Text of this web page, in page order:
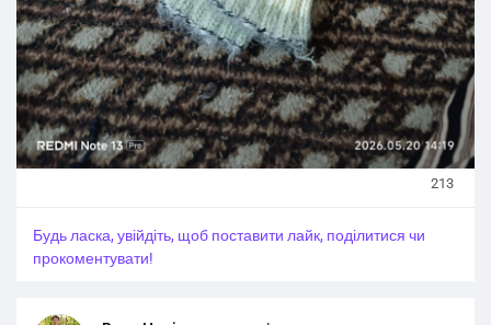
213
Будь ласка, увійдіть, щоб поставити лайк, поділитися чи
прокоментувати!